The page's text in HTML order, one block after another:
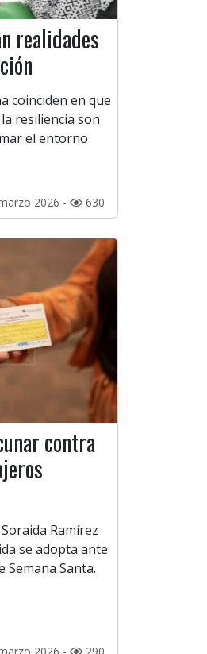
realidades
coinciden en que
resiliencia son
el entorno
2026 - 630
contra
Ramírez
se adopta ante
Semana Santa.